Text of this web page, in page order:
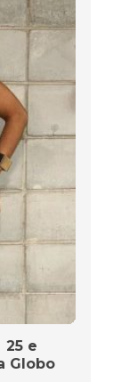
25 e
Globo